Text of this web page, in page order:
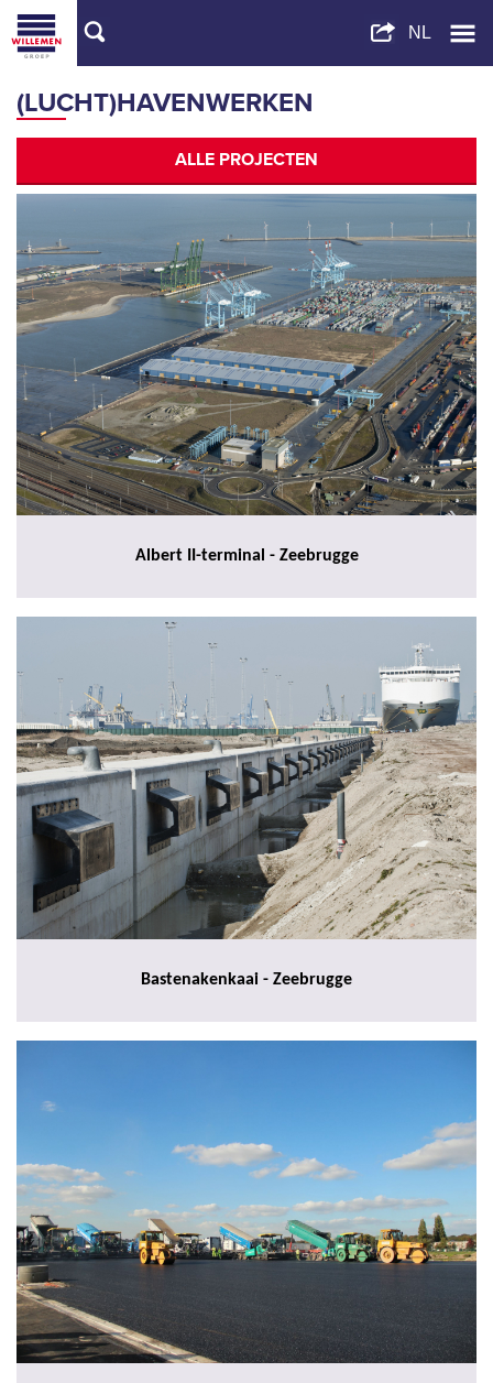
(LUCHT)HAVENWERKEN
ALLE PROJECTEN
Albert II-terminal - Zeebrugge
Bastenakenkaai - Zeebrugge